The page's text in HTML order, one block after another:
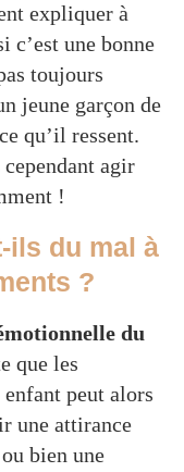
expliquer à
c’est une bonne
toujours
jeune garçon de
qu’il ressent.
agir
!
ils du mal à
?
du
que les
peut alors
une attirance
bien une